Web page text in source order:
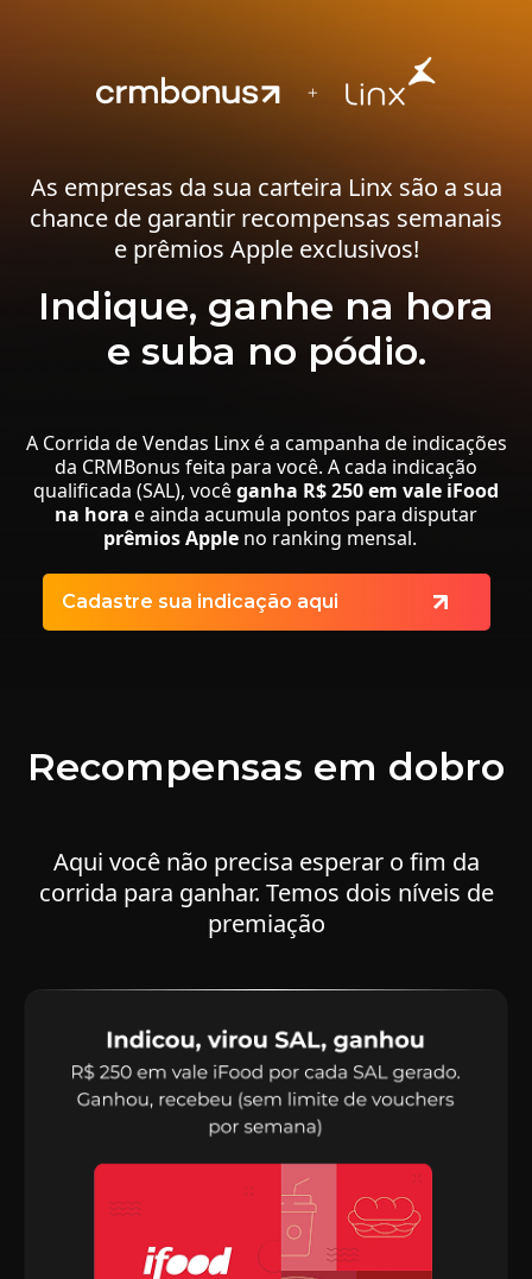
As empresas da sua carteira Linx são a sua
chance de garantir recompensas semanais
e prêmios Apple exclusivos!
Indique, ganhe na hora
e suba no pódio.
A Corrida de Vendas Linx é a campanha de indicações
da CRMBonus feita para você. A cada indicação
qualificada (SAL), vocêganha R$ 250 em vale iFood
na hora e ainda acumula pontos para disputar
prêmios Apple no ranking mensal.
Cadastre sua indicação aqui
Recompensas em dobro
Aqui você não precisa esperar o fim da
corrida para ganhar. Temos dois níveis de
premiação